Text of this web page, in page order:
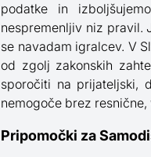
podatke in
nespremenljiv niz pravil.
se navadam igralcev. V
od zgolj zakonskih
sporočiti na prijateljski,
nemogoče brez
Pripomočki za